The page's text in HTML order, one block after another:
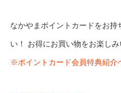
なかやまポイントカードをお持
い！ お得にお買い物をお楽しみ
※ポイントカード会員特典紹介